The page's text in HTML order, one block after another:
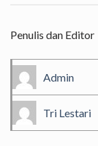
Penulis dan Editor
Admin
Tri Lestari